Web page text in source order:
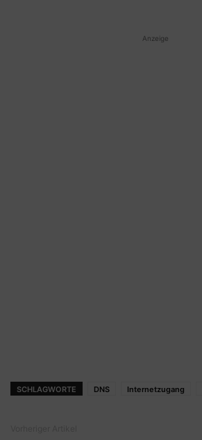
Anzeige
SCHLAGWORTE DNS Internetzugang